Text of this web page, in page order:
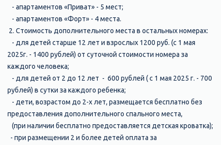
- апартаментов «Приват» - 5 мест;
- апартаментов «Форт» - 4 места.
2. Стоимость дополнительного места в остальных номерах:
- для детей старше 12 лет и взрослых 1200 руб. (с 1 мая
2025г. - 1400 рублей) от суточной стоимости номера за
каждого человека;
- для детей от 2 до 12 лет - 600 рублей ( с 1 мая 2025 г. - 700
рублей) в сутки за каждого ребенка;
- дети, возрастом до 2-х лет, размещается бесплатно без
предоставления дополнительного спального места,
(при наличии бесплатно предоставляется детская кроватка);
- при размещении 2 и более детей оплата за